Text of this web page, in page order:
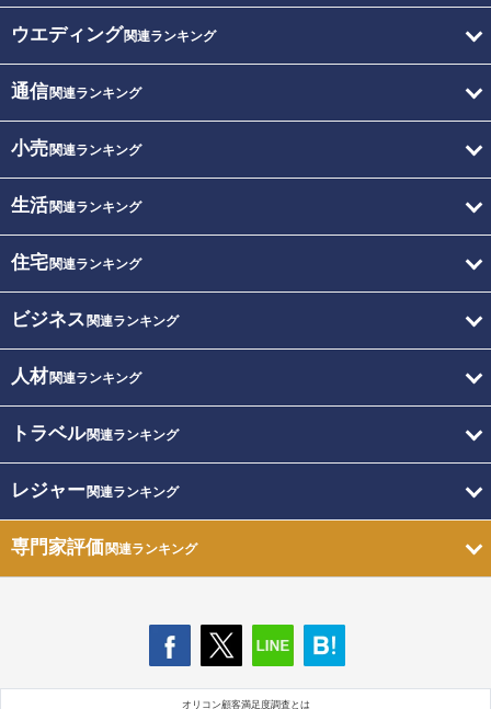
ウエディング関連ランキング
通信関連ランキング
小売関連ランキング
生活関連ランキング
住宅関連ランキング
ビジネス 関連ランキング
人材関連ランキング
トラベル関連ランキング
レジャー関連ランキング
専門家評価関連ランキング
オリコン顧客満足度調査とは